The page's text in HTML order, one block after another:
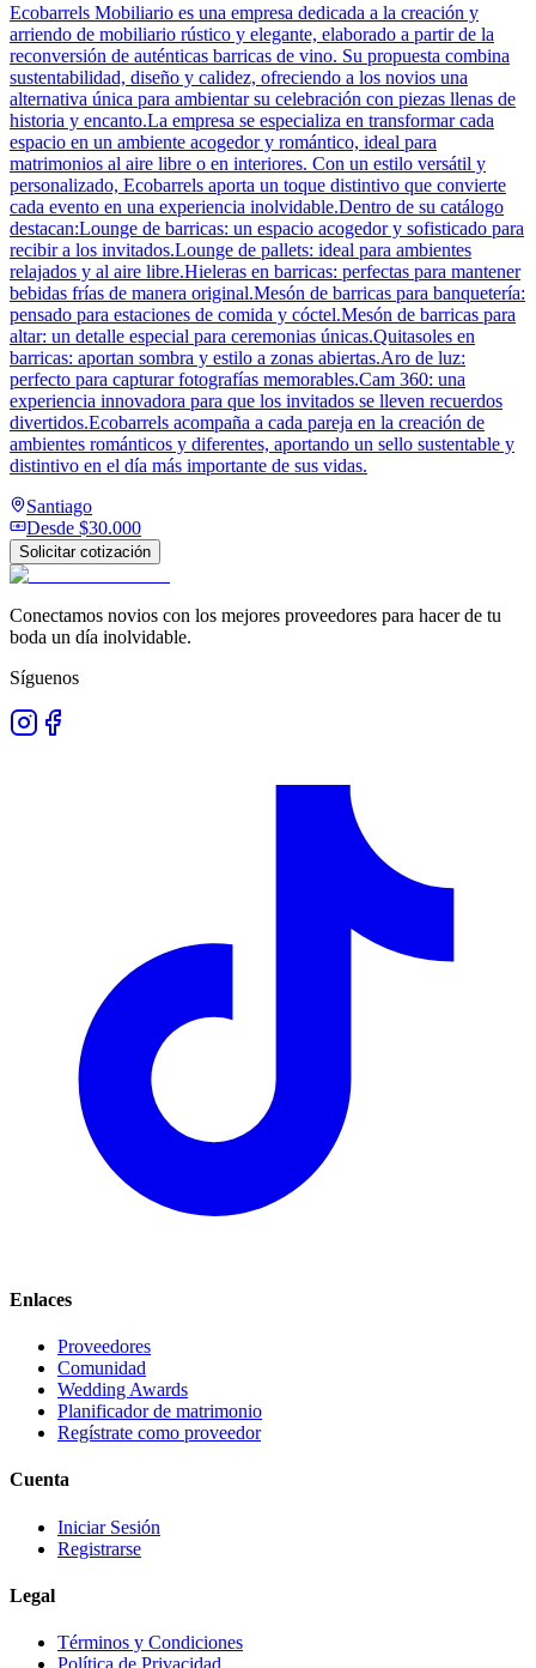
Ecobarrels Mobiliario es una empresa dedicada a la creación y
arriendo de mobiliario rústico y elegante, elaborado a partir de la
reconversión de auténticas barricas de vino. Su propuesta combina
sustentabilidad, diseño y calidez, ofreciendo a los novios una
alternativa única para ambientar su celebración con piezas llenas de
historia y encanto.La empresa se especializa en transformar cada
espacio en un ambiente acogedor y romántico, ideal para
matrimonios al aire libre o en interiores. Con un estilo versátil y
personalizado, Ecobarrels aporta un toque distintivo que convierte
cada evento en una experiencia inolvidable.Dentro de su catálogo
destacan:Lounge de barricas: un espacio acogedor y sofisticado para
recibir a los invitados.Lounge de pallets: ideal para ambientes
relajados y al aire libre.Hieleras en barricas: perfectas para mantener
bebidas frías de manera original.Mesón de barricas para banquetería:
pensado para estaciones de comida y cóctel.Mesón de barricas para
altar: un detalle especial para ceremonias únicas.Quitasoles en
barricas: aportan sombra y estilo a zonas abiertas.Aro de luz:
perfecto para capturar fotografías memorables.Cam 360: una
experiencia innovadora para que los invitados se lleven recuerdos
divertidos.Ecobarrels acompaña a cada pareja en la creación de
ambientes románticos y diferentes, aportando un sello sustentable y
distintivo en el día más importante de sus vidas.
Santiago
Desde $30.000
Solicitar cotización
Conectamos novios con los mejores proveedores para hacer de tu
boda un día inolvidable.
Síguenos
Enlaces
Proveedores
Comunidad
Wedding Awards
Planificador de matrimonio
Regístrate como proveedor
Cuenta
Iniciar Sesión
Registrarse
Legal
Términos y Condiciones